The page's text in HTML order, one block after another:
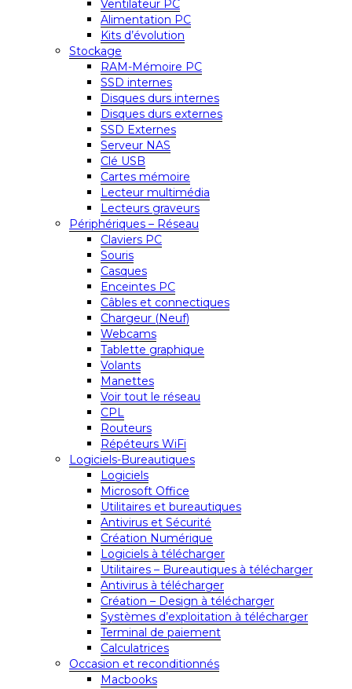
Ventilateur PC
Alimentation PC
Kits d’évolution
Stockage
RAM-Mémoire PC
SSD internes
Disques durs internes
Disques durs externes
SSD Externes
Serveur NAS
Clé USB
Cartes mémoire
Lecteur multimédia
Lecteurs graveurs
Périphériques – Réseau
Claviers PC
Souris
Casques
Enceintes PC
Câbles et connectiques
Chargeur (Neuf)
Webcams
Tablette graphique
Volants
Manettes
Voir tout le réseau
CPL
Routeurs
Répéteurs WiFi
Logiciels-Bureautiques
Logiciels
Microsoft Office
Utilitaires et bureautiques
Antivirus et Sécurité
Création Numérique
Logiciels à télécharger
Utilitaires – Bureautiques à télécharger
Antivirus à télécharger
Création – Design à télécharger
Systèmes d’exploitation à télécharger
Terminal de paiement
Calculatrices
Occasion et reconditionnés
Macbooks